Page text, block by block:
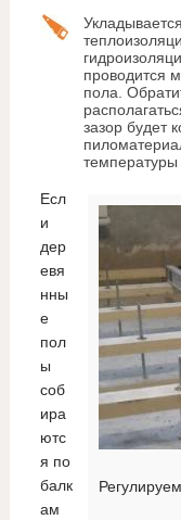
проводится
пола.
зазор будет
Есл
и
дер
евя
нны
е
пол
ы
соб
ира
ютс
я по
балк
ам